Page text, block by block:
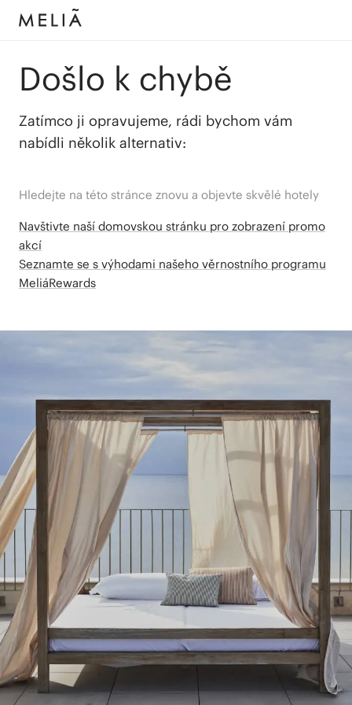
Došlo k chybě
Zatímco ji opravujeme, rádi bychom vám
nabídli několik alternativ:
Hledejte na této stránce znovu a objevte skvělé hotely
Navštivte naší domovskou stránku pro zobrazení promo
akcí
Seznamte se s výhodami našeho věrnostního programu
MeliáRewards